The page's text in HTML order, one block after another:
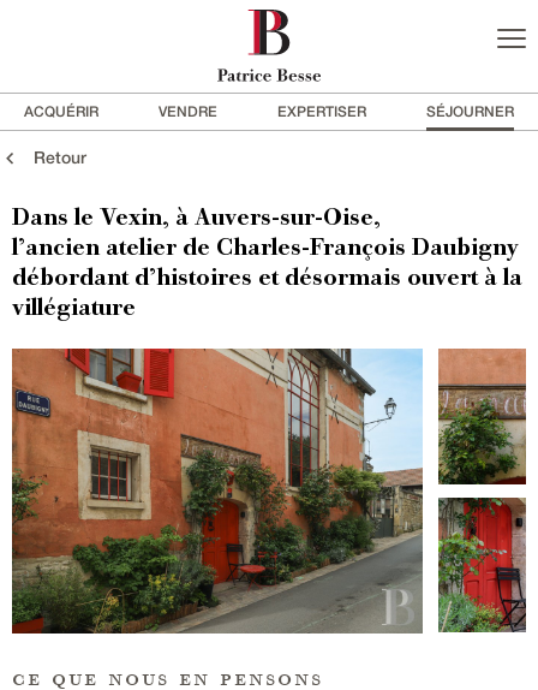
ACQUÉRIR VENDRE EXPERTISER SÉJOURNER
Retour
Dans le Vexin, à Auvers-sur-Oise,
l’ancien atelier de Charles-François Daubigny
débordant d’histoires et désormais ouvert à la
villégiature
ce que nous en pensons